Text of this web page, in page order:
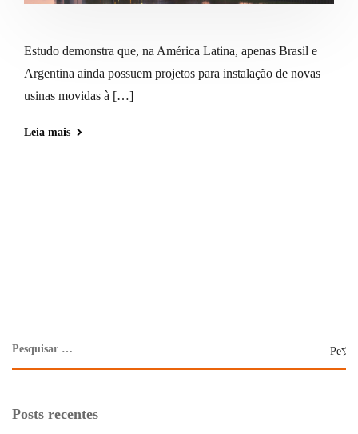
Estudo demonstra que, na América Latina, apenas Brasil e
Argentina ainda possuem projetos para instalação de novas
usinas movidas à […]
Leia mais
Posts recentes